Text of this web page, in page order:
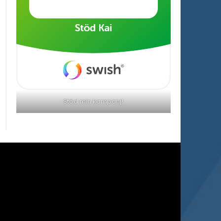
Stöd min kampanj!